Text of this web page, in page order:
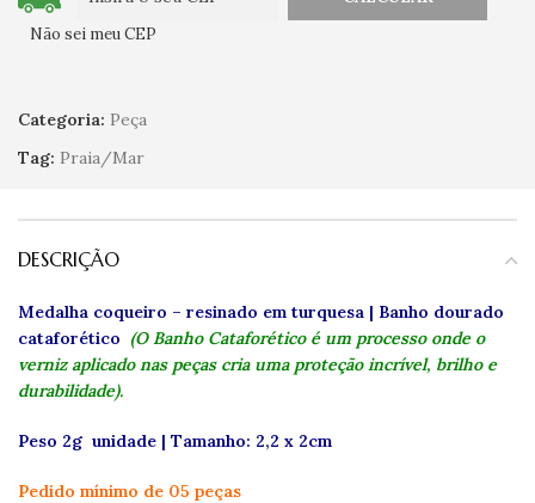
Não sei meu CEP
Categoria: Peça
Tag: Praia/Mar
DESCRIÇÃO
Medalha coqueiro – resinado em turquesa | Banho dourado
cataforético (O Banho Cataforético é um processo onde o
verniz aplicado nas peças cria uma proteção incrível, brilho e
durabilidade).
Peso 2g unidade | Tamanho: 2,2 x 2cm
Pedido mínimo de 05 peças